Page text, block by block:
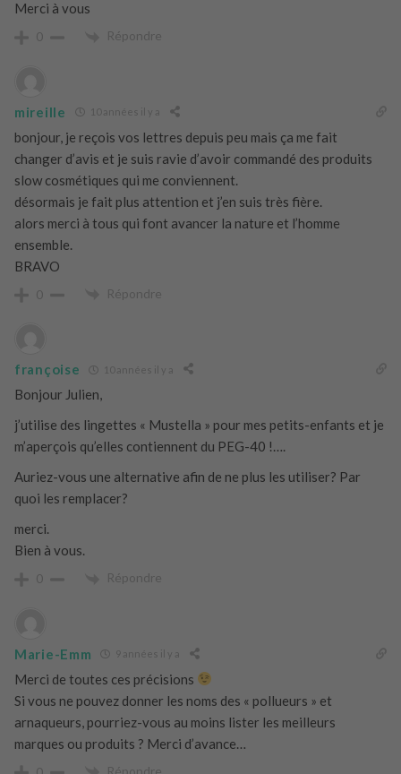
Merci à vous
0 Répondre
mireille 10 années il y a
bonjour, je reçois vos lettres depuis peu mais ça me fait
changer d’avis et je suis ravie d’avoir commandé des produits
slow cosmétiques qui me conviennent.
désormais je fait plus attention et j’en suis très fière.
alors merci à tous qui font avancer la nature et l’homme
ensemble.
BRAVO
0 Répondre
françoise 10 années il y a
Bonjour Julien,
j’utilise des lingettes « Mustella » pour mes petits-enfants et je
m’aperçois qu’elles contiennent du PEG-40 !….
Auriez-vous une alternative afin de ne plus les utiliser? Par
quoi les remplacer?
merci.
Bien à vous.
0 Répondre
Marie-Emm 9 années il y a
Merci de toutes ces précisions
Si vous ne pouvez donner les noms des « pollueurs » et
arnaqueurs, pourriez-vous au moins lister les meilleurs
marques ou produits ? Merci d’avance…
Répondre